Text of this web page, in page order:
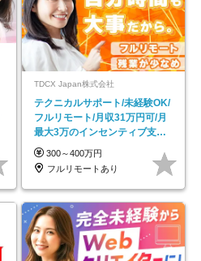
TDCX Japan株式会社
テクニカルサポート/未経験OK/
フルリモート/月収31万円可/月
最大3万のインセンティブ支給/
平均年齢33歳
300～400万円
フルリモートあり